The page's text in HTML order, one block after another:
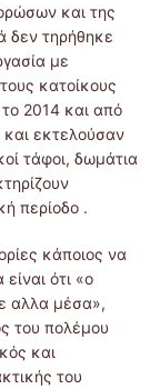
και της
δεν τηρήθηκε
με
κατοίκους
2014 και από
και εκτελούσαν
τάφοι, δωμάτια
περίοδο .
κάποιος να
ότι «ο
αλλα μέσα»,
του πολέμου
και
του